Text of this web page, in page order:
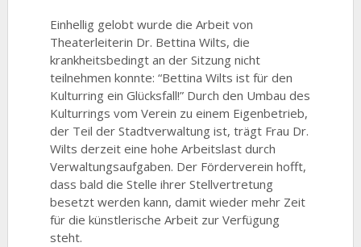
Einhellig gelobt wurde die Arbeit von
Theaterleiterin Dr. Bettina Wilts, die
krankheitsbedingt an der Sitzung nicht
teilnehmen konnte: “Bettina Wilts ist für den
Kulturring ein Glücksfall!” Durch den Umbau des
Kulturrings vom Verein zu einem Eigenbetrieb,
der Teil der Stadtverwaltung ist, trägt Frau Dr.
Wilts derzeit eine hohe Arbeitslast durch
Verwaltungsaufgaben. Der Förderverein hofft,
dass bald die Stelle ihrer Stellvertretung
besetzt werden kann, damit wieder mehr Zeit
für die künstlerische Arbeit zur Verfügung
steht.